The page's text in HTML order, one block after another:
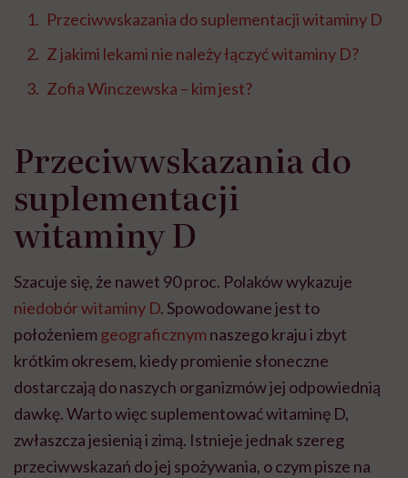
Przeciwwskazania do suplementacji witaminy D
Z jakimi lekami nie należy łączyć witaminy D?
Zofia Winczewska – kim jest?
Przeciwwskazania do
suplementacji
witaminy D
Szacuje się, że nawet 90 proc. Polaków wykazuje
niedobór witaminy D. Spowodowane jest to
położeniemgeograficznym naszego kraju i zbyt
krótkim okresem, kiedy promienie słoneczne
dostarczają do naszych organizmów jej odpowiednią
dawkę. Warto więc suplementować witaminę D,
zwłaszcza jesienią i zimą. Istnieje jednak szereg
przeciwwskazań do jej spożywania, o czym pisze na